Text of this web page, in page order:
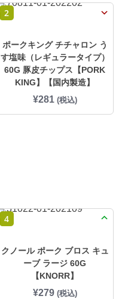
2
ポークキング チチャロン う
す塩味（レギュラータイプ）
60G 豚皮チップス【PORK
KING】【国内製造】
¥281 (税込)
4
クノール ポーク ブロス キュ
ーブ ラージ 60G
【KNORR】
¥279 (税込)